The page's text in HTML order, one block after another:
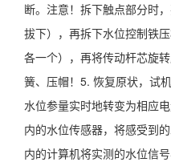
断。注意！拆下触点部分时
拔下），再拆下水位控制铁
各一个），再将传动杆芯旋
簧、压帽！5. 恢复原状，试
水位参量实时地转变为相应
内的水位传感器，将感受到
内的计算机将实测的水位信